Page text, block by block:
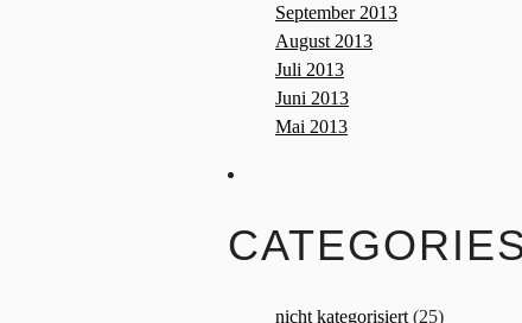
September 2013
August 2013
Juli 2013
Juni 2013
Mai 2013
nicht kategorisiert (25)